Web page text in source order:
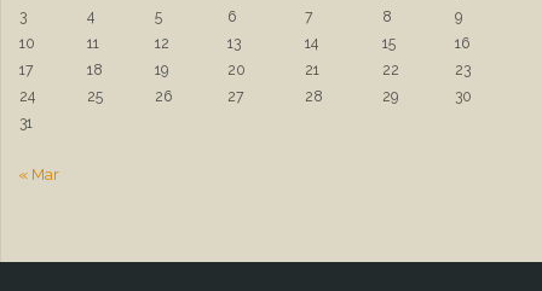
3
4 5 6 7 8
9
10
11 12 13 14 15
16
17
18 19 20 21 22
23
24
25 26 27 28 29
30
31
« Mar